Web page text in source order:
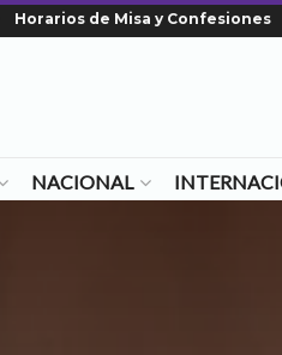
Horarios de Misa y Confesiones
NACIONAL